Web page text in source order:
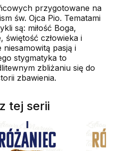
przygotowane na
św. Ojca Pio. Tematami
są: miłość Boga,
świętość człowieka i
niesamowitą pasją i
stygmatyka to
zbliżaniu się do
zbawienia.
tej serii